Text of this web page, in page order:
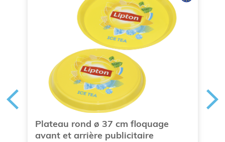
Plateau rond ø 37 cm floquage
avant et arrière publicitaire